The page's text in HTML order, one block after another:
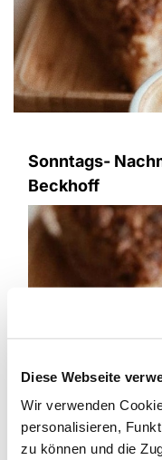
Diese Webseite
Wir verwenden
personalisieren,
zu können und die
Sonntags-
Beckhoff